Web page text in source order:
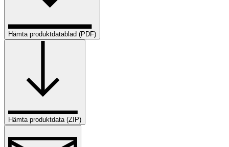
Hämta produktdatablad (PDF)
Hämta produktdata (ZIP)